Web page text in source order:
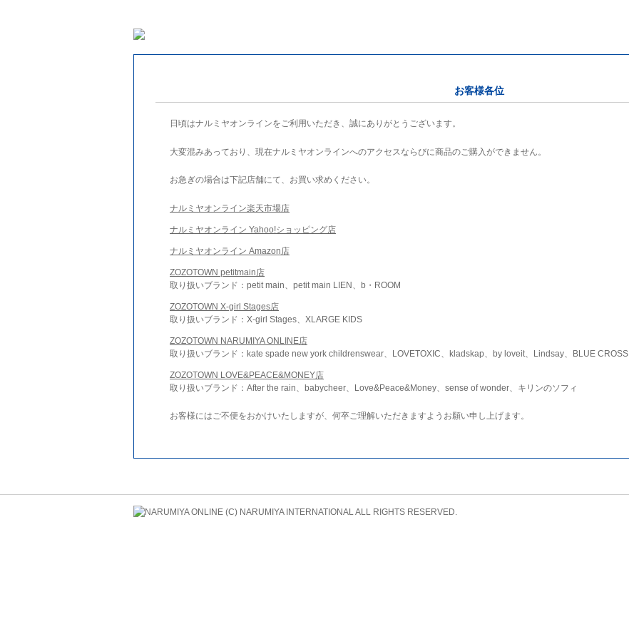
お客様各位
日頃はナルミヤオンラインをご利用いただき、誠にありがとうございます。
大変混みあっており、現在ナルミヤオンラインへのアクセスならびに商品のご購入ができません。
お急ぎの場合は下記店舗にて、お買い求めください。
ナルミヤオンライン楽天市場店
ナルミヤオンライン Yahoo!ショッピング店
ナルミヤオンライン Amazon店
ZOZOTOWN petitmain店
取り扱いブランド：petit main、petit main LIEN、b・ROOM
ZOZOTOWN X-girl Stages店
取り扱いブランド：X-girl Stages、XLARGE KIDS
ZOZOTOWN NARUMIYA ONLINE店
取り扱いブランド：kate spade new york childrenswear、LOVETOXIC、kladskap、by loveit、Lindsay、BLUE CROSS
ZOZOTOWN LOVE&PEACE&MONEY店
取り扱いブランド：After the rain、babycheer、Love&Peace&Money、sense of wonder、キリンのソフィ
お客様にはご不便をおかけいたしますが、何卒ご理解いただきますようお願い申し上げます。